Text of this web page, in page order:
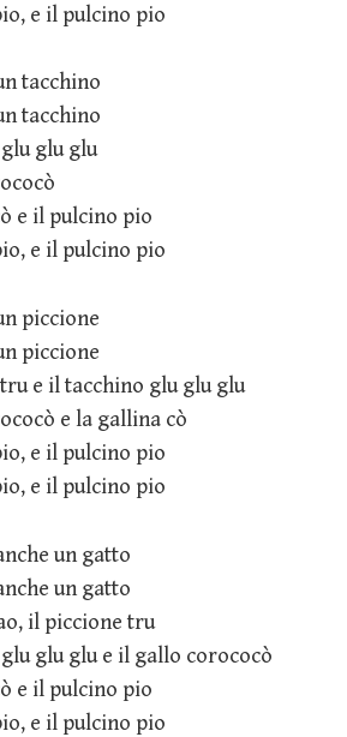
e il pulcino pio
tacchino
tacchino
glu glu
e il pulcino pio
e il pulcino pio
piccione
piccione
e il tacchino glu glu glu
e la gallina cò
e il pulcino pio
e il pulcino pio
un gatto
un gatto
il piccione tru
glu glu e il gallo corococò
e il pulcino pio
e il pulcino pio